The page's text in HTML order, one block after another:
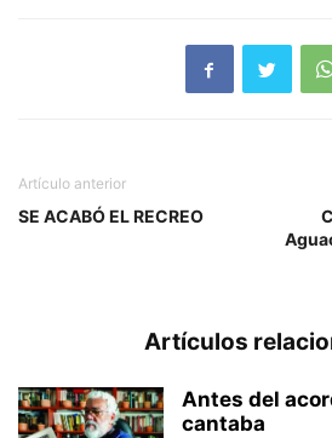
Artículo anterior
SE ACABÓ EL RECREO
Artículos
Antes del
cantaba